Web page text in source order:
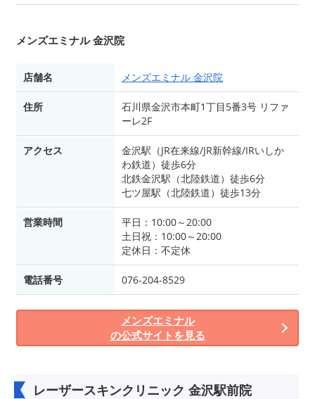
メンズエミナル 金沢院
店舗名 メンズエミナル 金沢院
住所
石川県金沢市本町1丁目5番3号 リファ
ーレ2F
アクセス
金沢駅（JR在来線/JR新幹線/IRいしか
わ鉄道）徒歩6分
北鉄金沢駅（北陸鉄道）徒歩6分
七ツ屋駅（北陸鉄道）徒歩13分
営業時間
平日：10:00～20:00
土日祝：10:00～20:00
定休日：不定休
電話番号 076-204-8529
メンズエミナル
の公式サイトを見る
レーザースキンクリニック 金沢駅前院